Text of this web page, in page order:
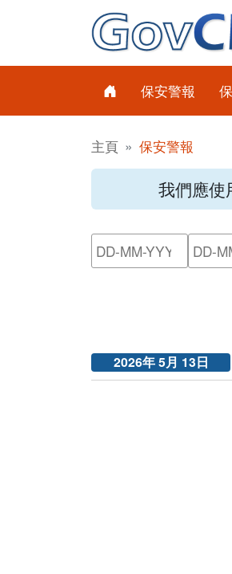
保安警報
主頁 保安警報
我們應使
請輸
2026年 5月 13日